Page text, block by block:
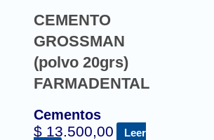
CEMENTO
GROSSMAN
(polvo 20grs)
FARMADENTAL
Cementos
$ 13.500,00
Leer